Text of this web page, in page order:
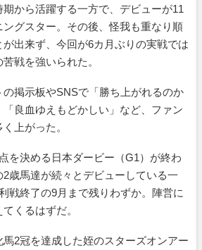
から活躍する一方で、デビューが11
ングスター。その後、怪我も重なり順
出来ず、今回が6カ月ぶりの実戦では
戦を強いられた。
掲示板やSNSで「勝ち上がれるのか
良血ゆえもどかしい」など、ファン
上がった。
を決める日本ダービー（G1）が終わ
2歳馬達が続々とデビューしている一
戦終了の9月まで残りわずか。陣営に
くるはずだ。
2冠を達成した姪のスターズオンアー